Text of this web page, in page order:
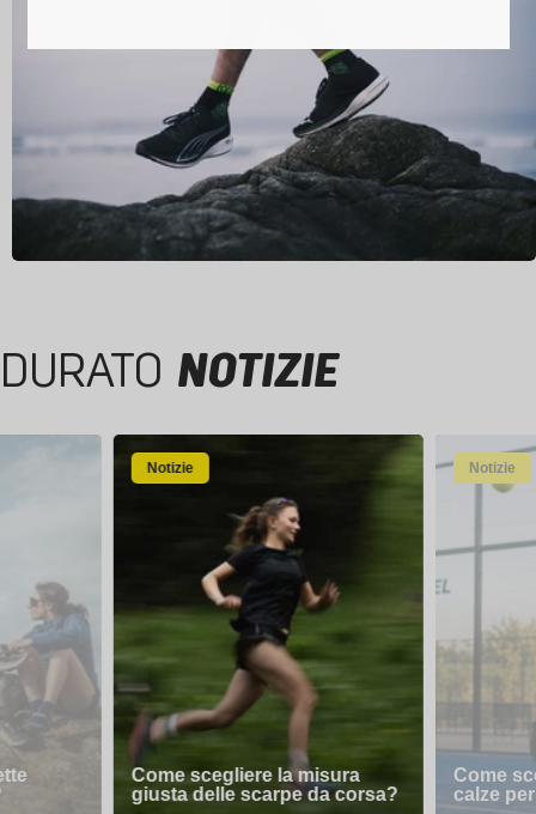
DURATO NOTIZIE
Notizie
Come scegliere la misura
giusta delle scarpe da corsa?
Notizie
Come
calze